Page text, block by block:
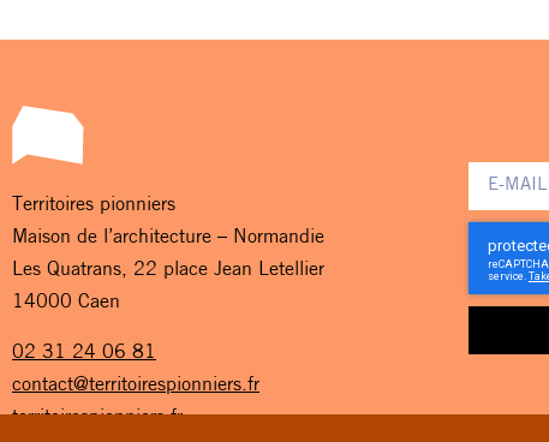
Territoires pionniers
Maison de l’architecture – Normandie
Les Quatrans, 22 place Jean Letellier
14000 Caen
02 31 24 06 81
contact@territoirespionniers.fr
territoirespionniers.fr